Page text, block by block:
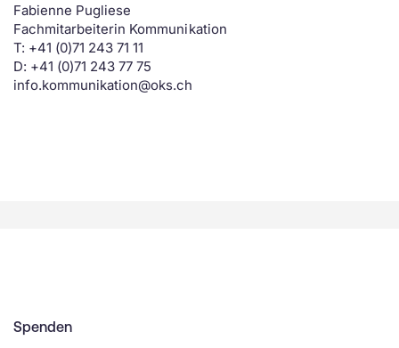
Fabienne Pugliese
Fachmitarbeiterin Kommunikation
T: +41 (0)71 243 71 11
D: +41 (0)71 243 77 75
info.kommunikation@oks.ch
Spenden